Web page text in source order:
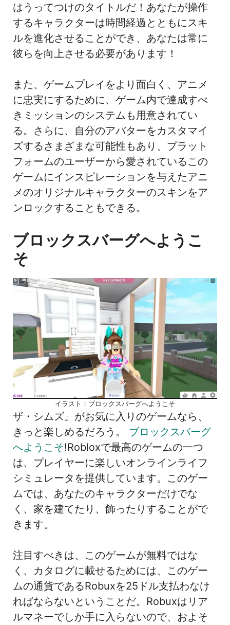
はうってつけのタイトルだ！あなたが操作
するキャラクターは時間経過とともにスキ
ルを進化させることができ、あなたは常に
彼らを向上させる必要があります！
また、ゲームプレイをより面白く、アニメ
に忠実にするために、ゲーム内で達成すべ
きミッションのシステムも用意されてい
る。さらに、自分のアバターをカスタマイ
ズするさまざまな可能性もあり、プラット
フォームのユーザーから愛されているこの
ゲームにインスピレーションを与えたアニ
メのオリジナルキャラクターのスキンをア
ンロックすることもできる。
ブロックスバーグへようこ
そ
イラスト：ブロックスバーグへようこそ
ザ・シムズ』がお気に入りのゲームなら、
きっと楽しめるだろう。 ブロックスバーグ
へようこそ!Robloxで最高のゲームの一つ
は、プレイヤーに楽しいオンラインライフ
シミュレータを提供しています。このゲー
ムでは、あなたのキャラクターだけでな
く、家を建てたり、飾ったりすることがで
きます。
注目すべきは、このゲームが無料ではな
く、カタログに載せるためには、このゲー
ムの通貨であるRobuxを25ドル支払わなけ
ればならないということだ。Robuxはリア
ルマネーでしか手に入らないので、およそ